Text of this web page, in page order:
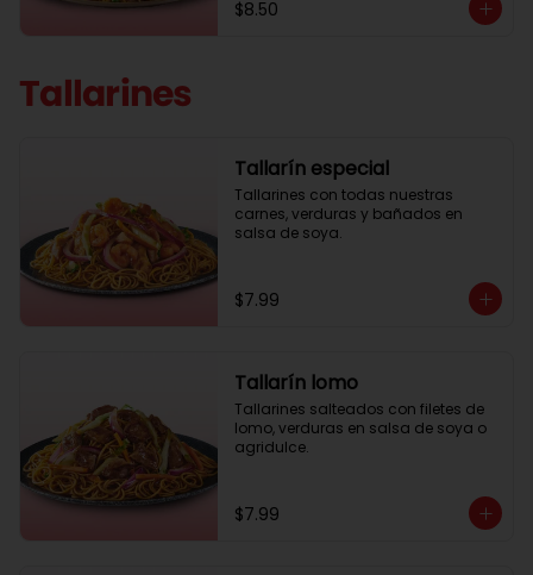
$8.50
Tallarines
Tallarín especial
Tallarines con todas nuestras
carnes, verduras y bañados en
salsa de soya.
$7.99
Tallarín lomo
Tallarines salteados con filetes de
lomo, verduras en salsa de soya o
agridulce.
$7.99